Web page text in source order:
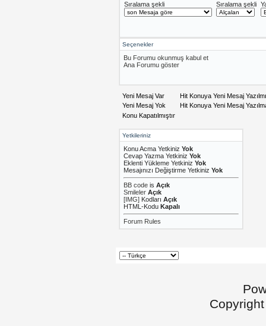
Sıralama şekli Sıralama şekli
Seçenekler
Bu Forumu okunmuş kabul et
Ana Forumu göster
Yeni Mesaj Var
Hit Konuya Yeni Mesaj
Yeni Mesaj Yok
Hit Konuya Yeni Mesaj
Konu Kapatılmıştır
Yetkileriniz
Konu Acma Yetkiniz Yok
Cevap Yazma Yetkiniz Yok
Eklenti Yükleme Yetkiniz Yok
Mesajınızı Değiştirme Yetkiniz Yok
BB code is Açık
Smileler Açık
[IMG] Kodları Açık
HTML-Kodu Kapalı
Forum Rules